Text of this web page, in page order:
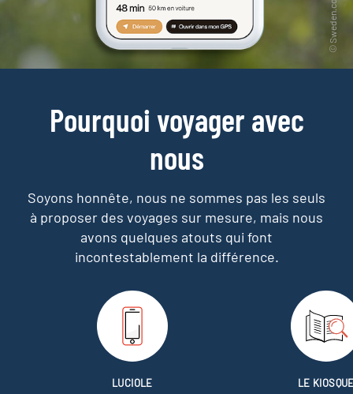
Pourquoi voyager avec
nous
Soyons honnête, nous ne sommes pas les seuls
à proposer des voyages sur mesure, mais nous
avons quelques atouts qui font
incontestablement la différence.
LUCIOLE
LE